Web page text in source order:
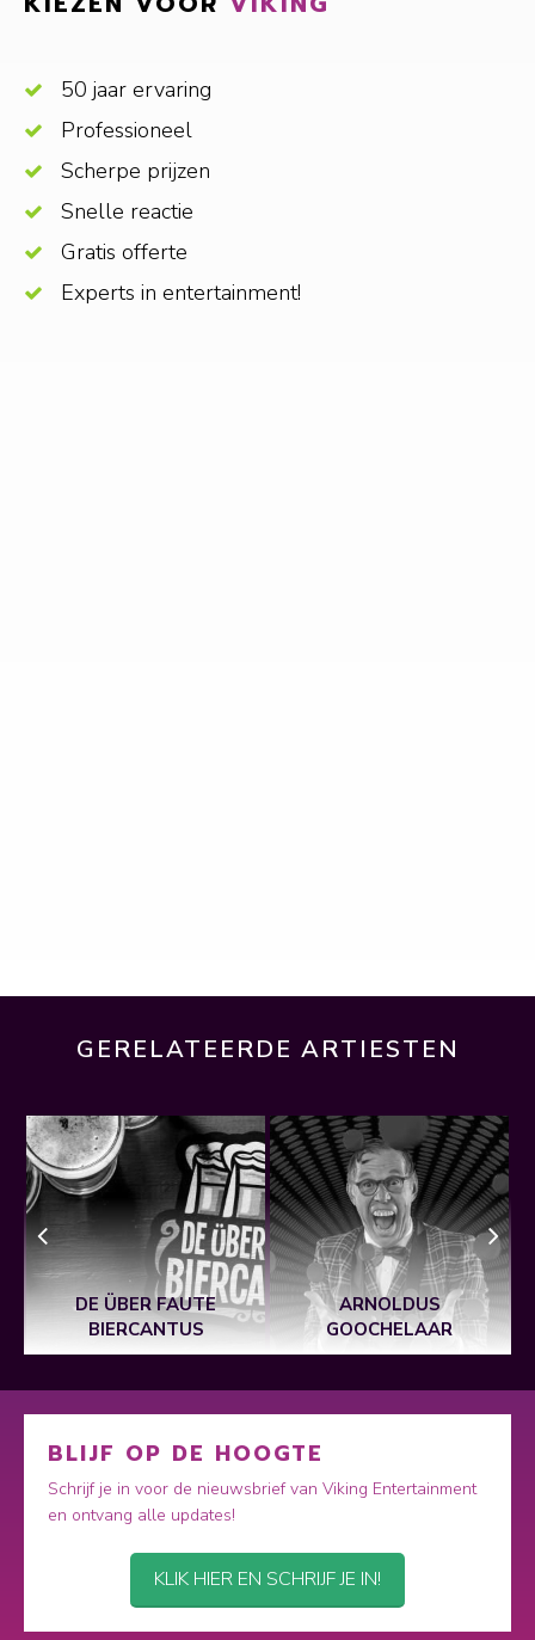
50 jaar ervaring
Professioneel
Scherpe prijzen
Snelle reactie
Gratis offerte
Experts in entertainment!
GERELATEERDE ARTIESTEN
DE ÜBER FAUTE
BIERCANTUS
ARNOLDUS
GOOCHELAAR
BLIJF OP DE HOOGTE
Schrijf je in voor de nieuwsbrief van Viking Entertainment
en ontvang alle updates!
KLIK HIER EN SCHRIJF JE IN!